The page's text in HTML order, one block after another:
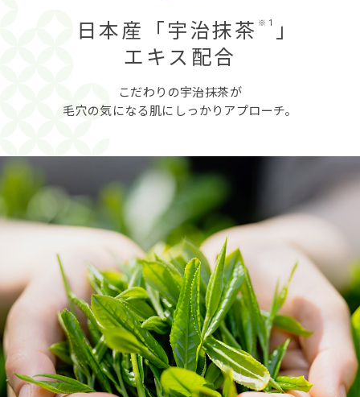
日本産「宇治抹茶 ※1
」
エキス配合
こだわりの宇治抹茶が
毛穴の気になる肌にしっかりアプローチ。